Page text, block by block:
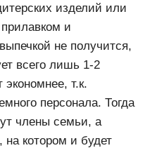
изделий или
и
не получится,
всего лишь 1-2
т.к.
персонала. Тогда
члены семьи, а
на котором и будет